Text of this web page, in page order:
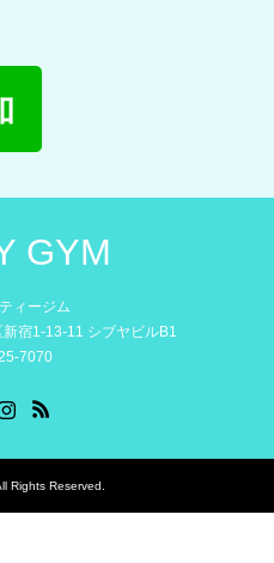
GYM
ィージム
宿1-13-11 シブヤビルB1
7070
Rights Reserved.